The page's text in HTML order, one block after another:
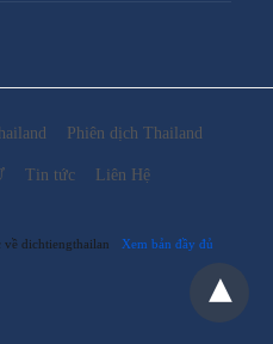
Phiên dịch Thailand
Tin tức Liên Hệ
dichtiengthailan Xem bản đầy đủ